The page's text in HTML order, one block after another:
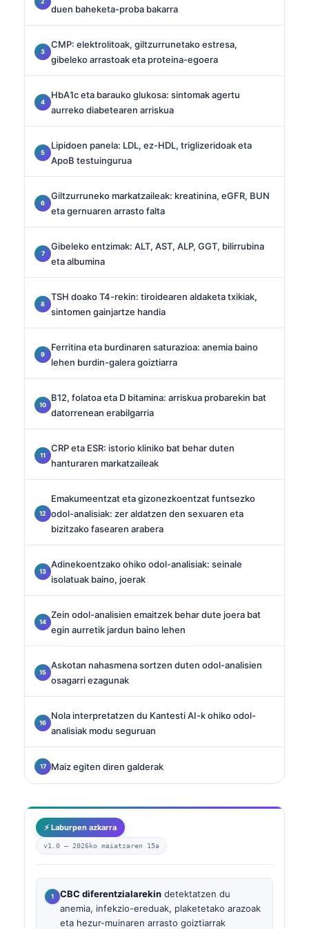
duen baheketa-proba bakarra
CMP: elektrolitoak, giltzurrunetako estresa,
gibeleko arrastoak eta proteina-egoera
HbA1c eta barauko glukosa: sintomak agertu
aurreko diabetearen arriskua
Lipidoen panela: LDL, ez-HDL, triglizeridoak eta
ApoB testuingurua
Giltzurruneko markatzaileak: kreatinina, eGFR, BUN
eta gernuaren arrasto falta
Gibeleko entzimak: ALT, AST, ALP, GGT, bilirrubina
eta albumina
TSH doako T4-rekin: tiroidearen aldaketa txikiak,
sintomen gainjartze handia
Ferritina eta burdinaren saturazioa: anemia baino
lehen burdin-galera goiztiarra
B12, folatoa eta D bitamina: arriskua probarekin bat
datorrenean erabilgarria
CRP eta ESR: istorio kliniko bat behar duten
hanturaren markatzaileak
Emakumeentzat eta gizonezkoentzat funtsezko
odol-analisiak: zer aldatzen den sexuaren eta
bizitzako fasearen arabera
Adinekoentzako ohiko odol-analisiak: seinale
isolatuak baino, joerak
Zein odol-analisien emaitzek behar dute joera bat
egin aurretik jardun baino lehen
Askotan nahasmena sortzen duten odol-analisien
osagarri ezagunak
Nola interpretatzen du Kantesti AI-k ohiko odol-
analisiak modu seguruan
Maiz egiten diren galderak
⚡ Laburpen azkarra
v1.0 — 2026ko maiatzaren 15a
CBC diferentzialarekin detektatzen du
anemia, infekzio-ereduak, plaketetako arazoak
eta hezur-muinaren arrasto goiztiarrak